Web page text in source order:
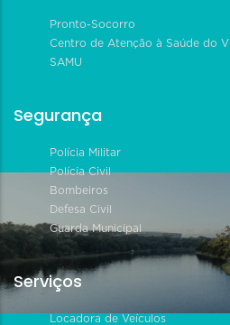
Pronto-Socorro
Centro de Atenção à Saúde do
SAMU
Segurança
Polícia Militar
Polícia Civil
Bombeiros
Defesa Civil
Guarda Municipal
Serviços
Locadora de Veículos